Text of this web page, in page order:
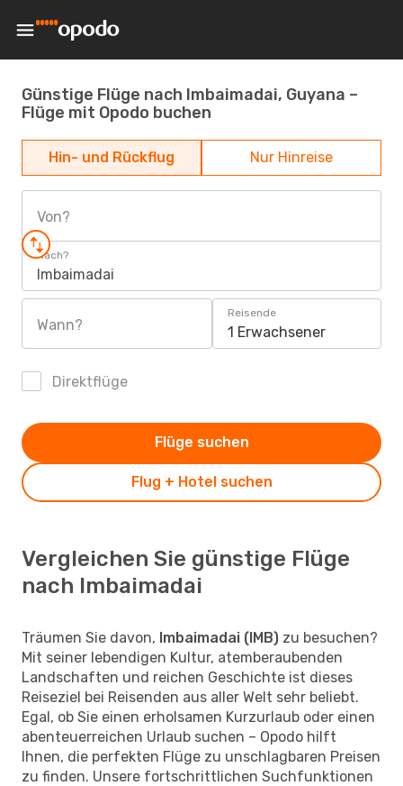
Günstige Flüge nach Imbaimadai, Guyana –
Flüge mit Opodo buchen
Hin- und Rückflug Nur Hinreise
Von?
Nach?
Imbaimadai
Wann?
Reisende
1 Erwachsener
Direktflüge
Flug + Hotel suchen
Flüge suchen
Vergleichen Sie günstige Flüge
nach Imbaimadai
Träumen Sie davon, Imbaimadai (IMB) zu besuchen?
Mit seiner lebendigen Kultur, atemberaubenden
Landschaften und reichen Geschichte ist dieses
Reiseziel bei Reisenden aus aller Welt sehr beliebt.
Egal, ob Sie einen erholsamen Kurzurlaub oder einen
abenteuerreichen Urlaub suchen – Opodo hilft
Ihnen, die perfekten Flüge zu unschlagbaren Preisen
zu finden. Unsere fortschrittlichen Suchfunktionen